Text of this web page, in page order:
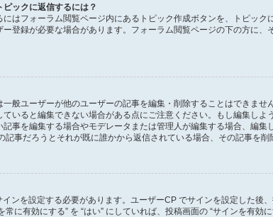
ックに返信するには？
はフォーラム閲覧ページ内にあるトピック作成ボタンを、トピッ
登録が必要な場合があります。フォーラム閲覧ページの下の方に
般ユーザーが他のユーザーの記事を編集・削除することはできま
いると編集できない場合がある点にご注意ください。もし編集し
事を編集する場合やモデレータまたは管理人が編集する場合、編
事だろうとそれが既に誰かから返信されている場合、その記事を削
ンを設定する必要があります。ユーザーCP でサインを設定した後
常に有効にする” を “はい” にしていれば、投稿画面の “サインを有